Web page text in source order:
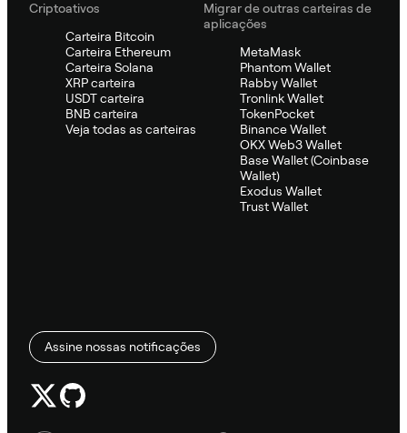
Criptoativos
Carteira Bitcoin
Carteira Ethereum
Carteira Solana
XRP carteira
USDT carteira
BNB carteira
Veja todas as carteiras
Migrar de outras carteiras de
aplicações
MetaMask
Phantom Wallet
Rabby Wallet
Tronlink Wallet
TokenPocket
Binance Wallet
OKX Web3 Wallet
Base Wallet (Coinbase
Wallet)
Exodus Wallet
Trust Wallet
Assine nossas notificações